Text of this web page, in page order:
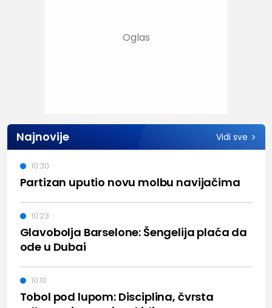
Najnovije Vidi sve
Partizan uputio novu molbu navijačima
10:30
Glavobolja Barselone: Šengelija plaća da
ode u Dubai
10:23
Tobol pod lupom: Disciplina, čvrsta
10:10